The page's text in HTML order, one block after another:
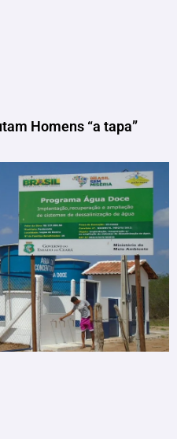
Homens “a tapa”